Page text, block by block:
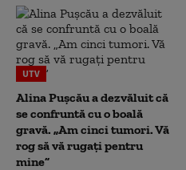
UTV
Alina Pușcău a dezvăluit că
se confruntă cu o boală
gravă. „Am cinci tumori. Vă
rog să vă rugați pentru
mine”